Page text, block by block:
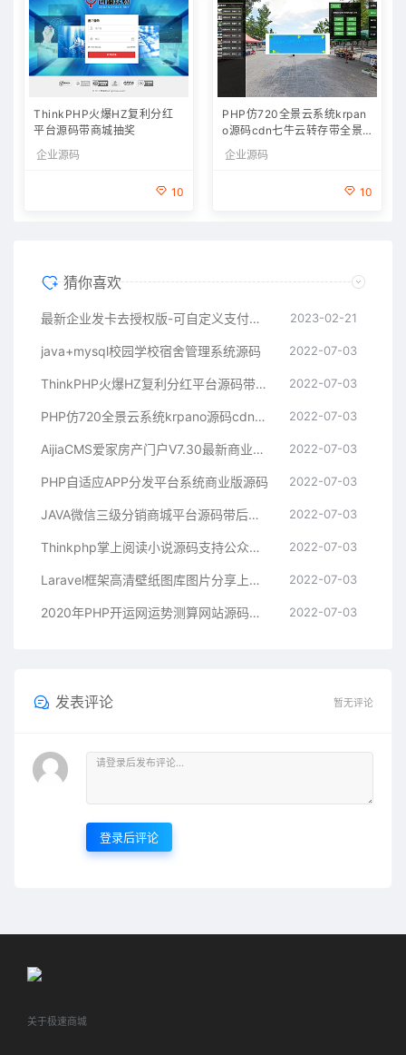
ThinkPHP火爆HZ复利分红
平台源码带商城抽奖
企业源码
10
PHP仿720全景云系统krpan
o源码cdn七牛云转存带全景
拍摄教程制作软件
企业源码
10
猜你喜欢
最新企业发卡去授权版-可自定义支付接口 2023-02-21
java+mysql校园学校宿舍管理系统源码 2022-07-03
ThinkPHP火爆HZ复利分红平台源码带商城抽奖 2022-07-03
PHP仿720全景云系统krpano源码cdn七牛云转存带全景拍摄教程制作软件 2022-07-03
AijiaCMS爱家房产门户V7.30最新商业修复版手机版+微信互动+楼盘分销+二手房系统+装修 2022-07-03
PHP自适应APP分发平台系统商业版源码 2022-07-03
JAVA微信三级分销商城平台源码带后台和完整数据库 2022-07-03
Thinkphp掌上阅读小说源码支持公众号、代理分站支付、APP打包 2022-07-03
Laravel框架高清壁纸图库图片分享上传下载网站源码 2022-07-03
2020年PHP开运网运势测算网站源码鼠年风水起名/八字算命/算财运姻缘/易经周易/占卜 2022-07-03
发表评论 暂无评论
登录后评论
关于极速商城